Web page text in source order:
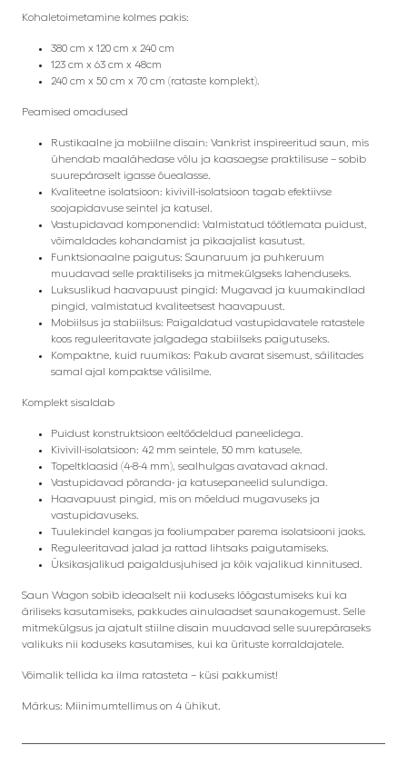
Kohaletoimetamine kolmes pakis:
380 cm x 120 cm x 240 cm
123 cm x 63 cm x 48cm
240 cm x 50 cm x 70 cm (rataste komplekt).
Peamised omadused
Rustikaalne ja mobiilne disain: Vankrist inspireeritud saun, mis
ühendab maalähedase võlu ja kaasaegse praktilisuse – sobib
suurepäraselt igasse õuealasse.
Kvaliteetne isolatsioon: kivivill-isolatsioon tagab efektiivse
soojapidavuse seintel ja katusel.
Vastupidavad komponendid: Valmistatud töötlemata puidust,
võimaldades kohandamist ja pikaajalist kasutust.
Funktsionaalne paigutus: Saunaruum ja puhkeruum
muudavad selle praktiliseks ja mitmekülgseks lahenduseks.
Luksuslikud haavapuust pingid: Mugavad ja kuumakindlad
pingid, valmistatud kvaliteetsest haavapuust.
Mobiilsus ja stabiilsus: Paigaldatud vastupidavatele ratastele
koos reguleeritavate jalgadega stabiilseks paigutuseks.
Kompaktne, kuid ruumikas: Pakub avarat sisemust, säilitades
samal ajal kompaktse välisilme.
Komplekt sisaldab
Puidust konstruktsioon eeltöödeldud paneelidega.
Kivivill-isolatsioon: 42 mm seintele, 50 mm katusele.
Topeltklaasid (4-8-4 mm), sealhulgas avatavad aknad.
Vastupidavad põranda- ja katusepaneelid sulundiga.
Haavapuust pingid, mis on mõeldud mugavuseks ja
vastupidavuseks.
Tuulekindel kangas ja fooliumpaber parema isolatsiooni jaoks.
Reguleeritavad jalad ja rattad lihtsaks paigutamiseks.
Üksikasjalikud paigaldusjuhised ja kõik vajalikud kinnitused.
Saun Wagon sobib ideaalselt nii koduseks lõõgastumiseks kui ka
äriliseks kasutamiseks, pakkudes ainulaadset saunakogemust. Selle
mitmekülgsus ja ajatult stiilne disain muudavad selle suurepäraseks
valikuks nii koduseks kasutamises, kui ka ürituste korraldajatele.
Võimalik tellida ka ilma ratasteta – küsi pakkumist!
Märkus: Miinimumtellimus on 4 ühikut.